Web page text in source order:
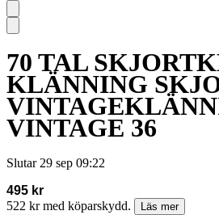
70 TAL
KLÄNNING
VINTAGE 36
Slutar 29 sep 09:22
495 kr
522 kr med köparskydd.
Läs mer